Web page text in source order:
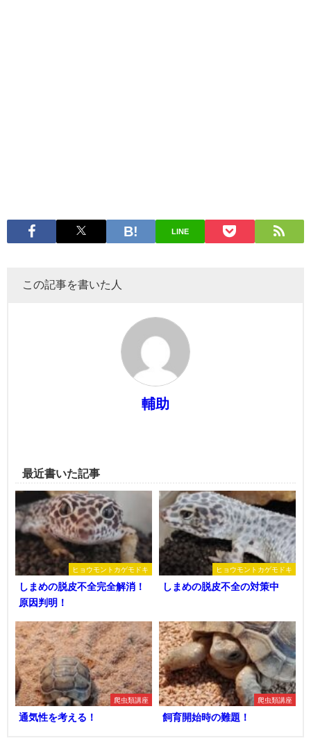
LINE
この記事を書いた人
輔助
最近書いた記事
ヒョウモントカゲモドキ
しまめの脱皮不全完全解消！
原因判明！
ヒョウモントカゲモドキ
しまめの脱皮不全の対策中
爬虫類講座
通気性を考える！
爬虫類講座
飼育開始時の難題！